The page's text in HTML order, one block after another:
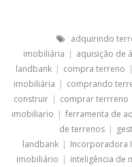
adquirindo
imobiliária | aquisição de
landbank | compra terreno |
imobiliária | comprando
construir | comprar terrreno
imobiliario | ferramenta de
de terrenos |
landbank | Incorporadora
imobiliário | inteligência de